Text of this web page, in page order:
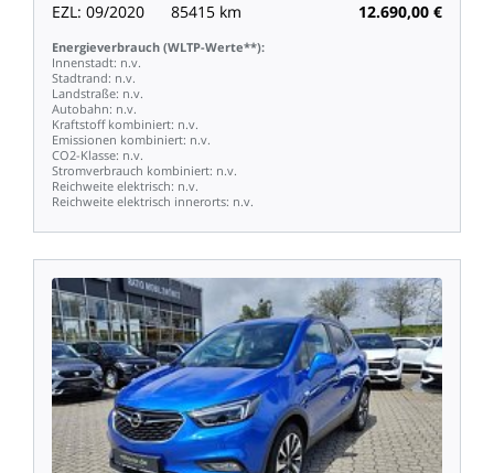
EZL: 09/2020 85415 km 12.690,00 €
Energieverbrauch (WLTP-Werte**):
Innenstadt: n.v.
Stadtrand: n.v.
Landstraße: n.v.
Autobahn: n.v.
Kraftstoff kombiniert: n.v.
Emissionen kombiniert: n.v.
CO2-Klasse: n.v.
Stromverbrauch kombiniert: n.v.
Reichweite elektrisch: n.v.
Reichweite elektrisch innerorts: n.v.